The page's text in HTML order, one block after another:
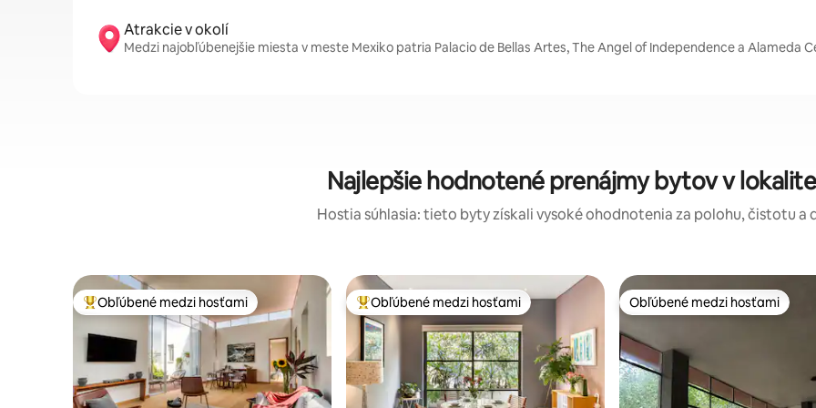
Atrakcie v okolí
Medzi najobľúbenejšie miesta v meste Mexiko patria Palacio de Bellas Artes, The Angel of Independence a Alameda
Najlepšie hodnotené prenájmy bytov v
Hostia súhlasia: tieto byty získali vysoké ohodnotenia za polohu, čistotu a
Najobľúbenejšie medzi hosťami
Obľúbené medzi hosťami Najobľúbenejšie medzi hosťami
Obľúbené medzi hosťami Obľúbené medzi hosťami
Obľúbené medzi hosťami